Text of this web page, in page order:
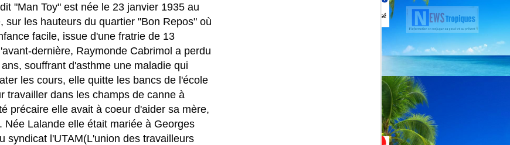
"Man Toy" est née le 23 janvier 1935 au
sur les hauteurs du quartier "Bon Repos" où
facile, issue d'une fratrie de 13
dernière, Raymonde Cabrimol a perdu
souffrant d'asthme une maladie qui
les cours, elle quitte les bancs de l'école
travailler dans les champs de canne à
précaire elle avait à coeur d'aider sa mère,
Née Lalande elle était mariée à Georges
syndicat l'UTAM(L'union des travailleurs
Territoriale de Martinique lance un appel à projets pour la
de 13 biens immobiliers à fort potentiel, répartis sur plusieurs
investisseurs, entreprises, porteurs de projets : cette
ouvre de nouvelles opportunités pour s’installer, investir, créer
ou développer des projets structurants en Martinique.
pianiste Martiniquais, MARIO CANONGE et son
à la Réunion, pour une master class & concert.
les martiniquais MARIO CANONGE au piano, Michel
la basse. Et le guadeloupéen Arnaud Dolmen à la batterie. [
Trio ]…Les trois pointures du jazz de renommée
offrent une master class exceptionnelle aux élèves de